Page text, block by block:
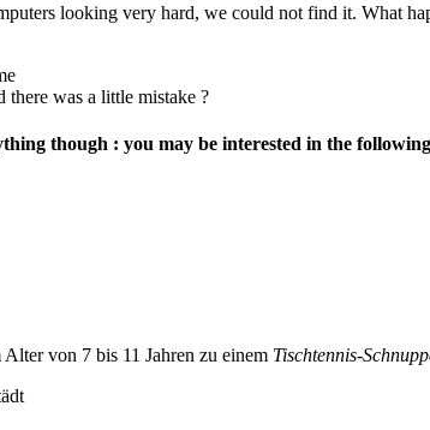
looking very hard, we could not find it. What
was a little mistake ?
though : you may be interested in the
von 7 bis 11 Jahren zu einem Tischtennis-